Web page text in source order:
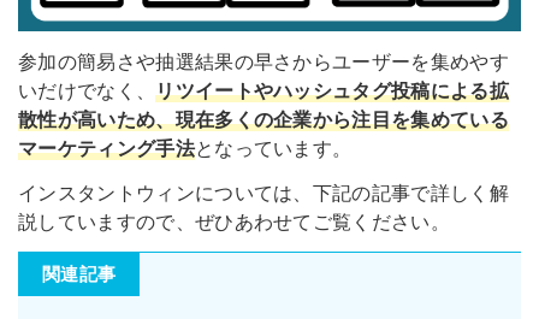
参加の簡易さや抽選結果の早さからユーザーを集めやす
いだけでなく、リツイートやハッシュタグ投稿による拡
散性が高いため、現在多くの企業から注目を集めている
マーケティング手法となっています。
インスタントウィンについては、下記の記事で詳しく解
説していますので、ぜひあわせてご覧ください。
関連記事